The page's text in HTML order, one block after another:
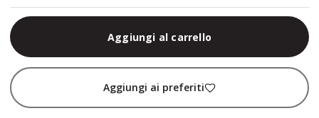
Aggiungi al carrello
Aggiungi ai preferiti